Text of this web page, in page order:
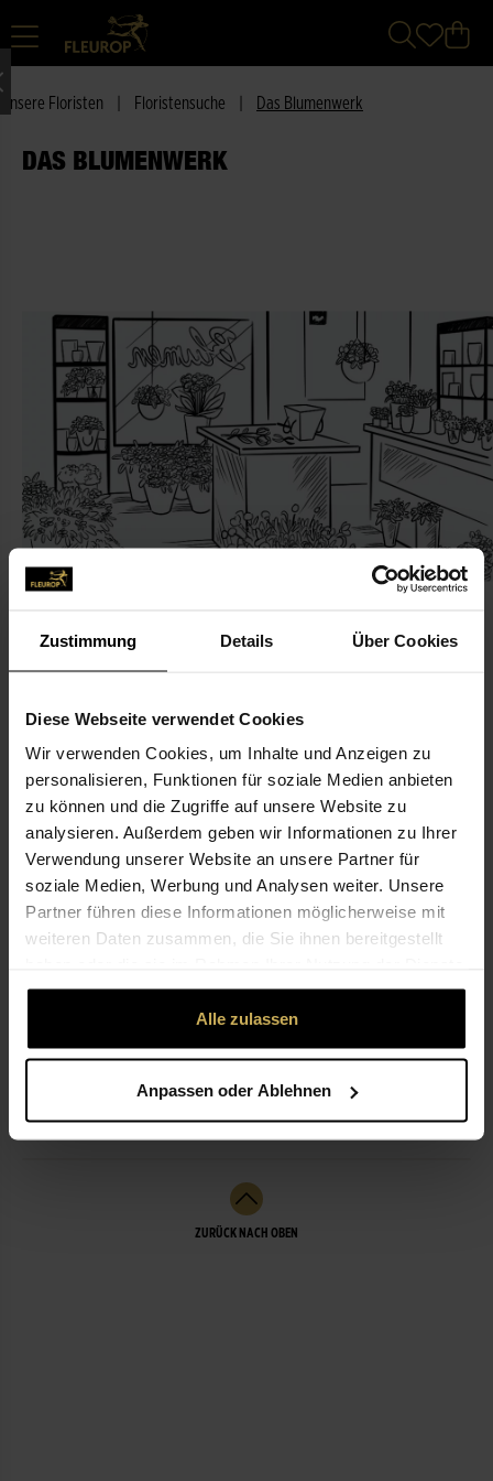
Zustimmung Details Über Cookies
Diese Webseite verwendet Cookies
Wir verwenden Cookies, um Inhalte und Anzeigen zu
personalisieren, Funktionen für soziale Medien anbieten
zu können und die Zugriffe auf unsere Website zu
analysieren. Außerdem geben wir Informationen zu Ihrer
Verwendung unserer Website an unsere Partner für
soziale Medien, Werbung und Analysen weiter. Unsere
Partner führen diese Informationen möglicherweise mit
weiteren Daten zusammen, die Sie ihnen bereitgestellt
gesammelt haben.
Alle zulassen
Anpassen oder Ablehnen
Unsere Floristen Floristensuche Das Blumenwerk
DAS BLUMENWERK
KONTAKT
Das Blumenwerk
Christian, von Wieding
Heemstr. 5
27793 Wildeshausen
04431-747 06 45
kontakt@dasblumen-werk.de
ÖFFNUNGSZEITEN
LEISTUNGEN
ZURÜCK NACH OBEN